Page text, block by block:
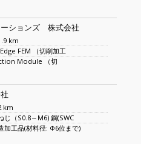
ションズ 株式会社
km
FEM （切削加工
Module （切
km
じ（S0.8～M6) 鋼(SWC
加工品(材料径: Φ6位まで)